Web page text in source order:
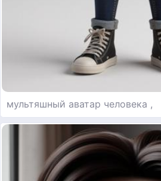
мультяшный аватар человека ,